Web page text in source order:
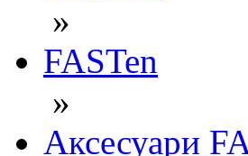
»
FASTen
»
Аксесуари